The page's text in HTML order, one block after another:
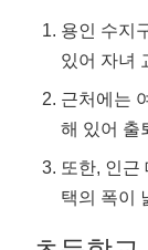
용인 수지
있어 자녀
근처에는
해 있어 출
또한, 인근
택의 폭이